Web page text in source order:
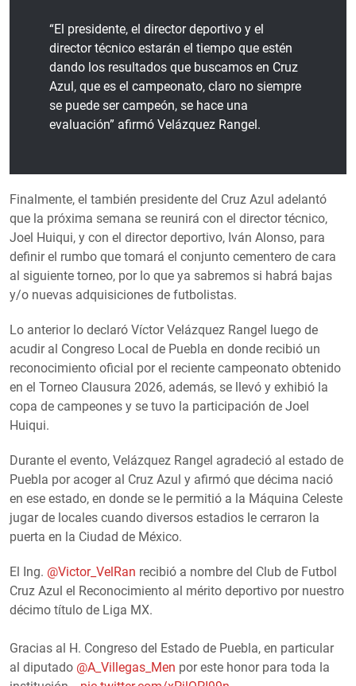
“El presidente, el director deportivo y el
director técnico estarán el tiempo que estén
dando los resultados que buscamos en Cruz
Azul, que es el campeonato, claro no siempre
se puede ser campeón, se hace una
evaluación” afirmó Velázquez Rangel.
Finalmente, el también presidente del Cruz Azul adelantó
que la próxima semana se reunirá con el director técnico,
Joel Huiqui, y con el director deportivo, Iván Alonso, para
definir el rumbo que tomará el conjunto cementero de cara
al siguiente torneo, por lo que ya sabremos si habrá bajas
y/o nuevas adquisiciones de futbolistas.
Lo anterior lo declaró Víctor Velázquez Rangel luego de
acudir al Congreso Local de Puebla en donde recibió un
reconocimiento oficial por el reciente campeonato obtenido
en el Torneo Clausura 2026, además, se llevó y exhibió la
copa de campeones y se tuvo la participación de Joel
Huiqui.
Durante el evento, Velázquez Rangel agradeció al estado de
Puebla por acoger al Cruz Azul y afirmó que décima nació
en ese estado, en donde se le permitió a la Máquina Celeste
jugar de locales cuando diversos estadios le cerraron la
puerta en la Ciudad de México.
El Ing. @Victor_VelRan recibió a nombre del Club de Futbol
Cruz Azul el Reconocimiento al mérito deportivo por nuestro
décimo título de Liga MX.
Gracias al H. Congreso del Estado de Puebla, en particular
al diputado @A_Villegas_Men por este honor para toda la